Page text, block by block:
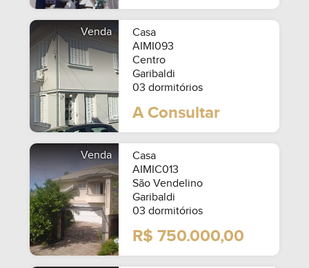
Venda
Casa
AIMI093
Centro
Garibaldi
03 dormitórios
A Consultar
Venda
Casa
AIMIC013
São Vendelino
Garibaldi
03 dormitórios
R$ 750.000,00